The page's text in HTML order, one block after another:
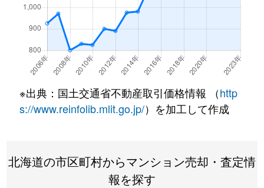
※出典：国土交通省不動産取引価格情報 （http
s://www.reinfolib.mlit.go.jp/）を加工して作成
北海道の市区町村からマンション売却・査定情
報を探す